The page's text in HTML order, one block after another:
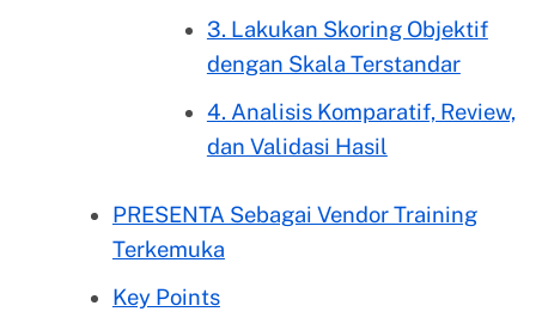
3. Lakukan Skoring Objektif
dengan Skala Terstandar
4. Analisis Komparatif, Review,
dan Validasi Hasil
PRESENTA Sebagai Vendor Training
Terkemuka
Key Points